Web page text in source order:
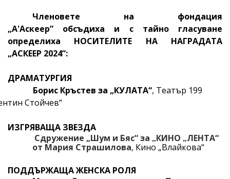
Членовете на фондация
„А'Аскеер” обсъдиха и с тайно гласуване
определиха НОСИТЕЛИТЕ НА НАГРАДАТА
„АСКЕЕР 2024”:
ДРАМАТУРГИЯ
Борис Кръстев за „КУЛАТА“, Театър 199
Стойчев“
ИЗГРЯВАЩА ЗВЕЗДА
Сдружение „Шум и Бяс“ за „КИНО „ЛЕНТА“
от Мария Страшилова, Кино „Влайкова“
ПОДДЪРЖАЩА ЖЕНСКА РОЛЯ